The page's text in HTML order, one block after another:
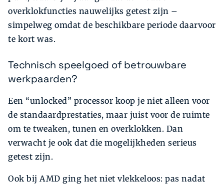
overklokfuncties nauwelijks getest zijn –
simpelweg omdat de beschikbare periode daarvoor
te kort was.
Technisch speelgoed of betrouwbare
werkpaarden?
Een “unlocked” processor koop je niet alleen voor
de standaardprestaties, maar juist voor de ruimte
om te tweaken, tunen en overklokken. Dan
verwacht je ook dat die mogelijkheden serieus
getest zijn.
Ook bij AMD ging het niet vlekkeloos: pas nadat